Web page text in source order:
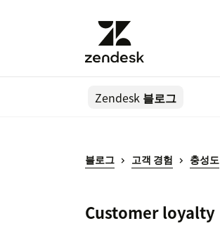
Zendesk 블로그
블로그 고객 경험 충성도
Customer loyalty